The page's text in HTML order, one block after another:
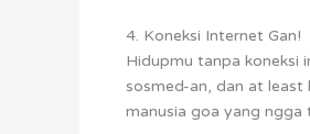
4. Koneksi Internet Gan!
Hidupmu tanpa koneksi
sosmed-an, dan at least
manusia goa yang ngga